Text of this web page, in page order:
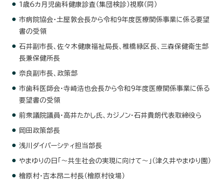
1歳6カ月児歯科健康診査（集団検診）視察（同）
市病院協会・土屋敦会長から令和9年度医療関係事業に係る要望
書の受領
石井副市長、佐々木健康福祉局長、椎橋緑区長、三森保健衛生部
長兼保健所長
奈良副市長、政策部
市歯科医師会・寺崎浩也会長から令和9年度医療関係事業に係る
要望書の受領
前衆議院議員・高井たかし氏、カジノン・石井貴朗代表取締役ら
岡田政策部長
浅川ダイバーシティ担当部長
やまゆりの日「～共生社会の実現に向けて～」（津久井やまゆり園）
檜原村・吉本昂二村長（檜原村役場）